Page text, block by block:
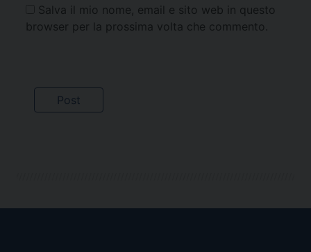
Salva il mio nome, email e sito web in questo
browser per la prossima volta che commento.